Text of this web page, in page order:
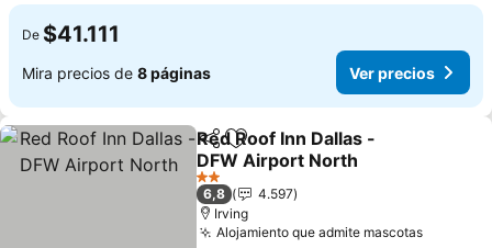
De $41.111
Mira precios de 8 páginas Ver precios
CompartirAgregar a favoritos
Red Roof Inn Dallas -
DFW Airport North
Ver precios
2 Estrellas
6,8
4.597
Irving
Alojamiento que admite mascotasVer